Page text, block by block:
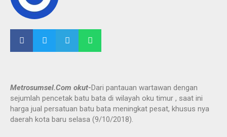
Metrosumsel.Com okut-Dari pantauan wartawan dengan
sejumlah pencetak batu bata di wilayah oku timur , saat ini
harga jual persatuan batu bata meningkat pesat, khusus nya
daerah kota baru selasa (9/10/2018).